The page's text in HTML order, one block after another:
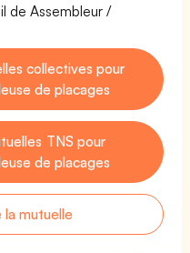
de Assembleur /
collectives pour
de placages
TNS pour
de placages
mutuelle